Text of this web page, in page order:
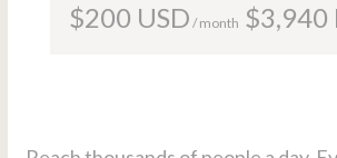
$200 USD / month $3,940